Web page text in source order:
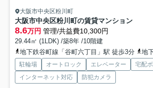
大阪市中央区粉川町
大阪市中央区粉川町の賃貸マンション
8.6万円 管理/共益費10,300円
29.44㎡ (1LDK) /築8年 /10階建
地下鉄谷町線「谷町六丁目」駅 徒歩3分
地下鉄
駐輪場 オートロック エレベーター
宅配
インターネット対応
防犯カメラ